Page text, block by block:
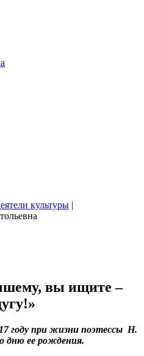
культуры |
вы ищите –
году при жизни поэтессы Н.
дню ее рождения.